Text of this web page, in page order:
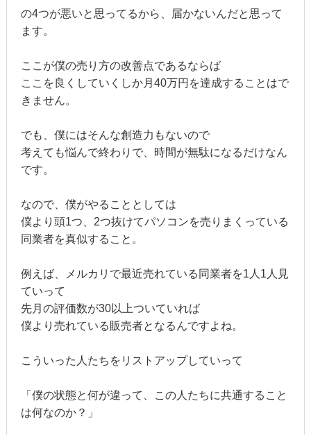
の4つが悪いと思ってるから、届かないんだと思って
ます。
ここが僕の売り方の改善点であるならば
ここを良くしていくしか月40万円を達成することはで
きません。
でも、僕にはそんな創造力もないので
考えても悩んで終わりで、時間が無駄になるだけなん
です。
なので、僕がやることとしては
僕より頭1つ、2つ抜けてパソコンを売りまくっている
同業者を真似すること。
例えば、メルカリで最近売れている同業者を1人1人見
ていって
先月の評価数が30以上ついていれば
僕より売れている販売者となるんですよね。
こういった人たちをリストアップしていって
「僕の状態と何が違って、この人たちに共通すること
は何なのか？」